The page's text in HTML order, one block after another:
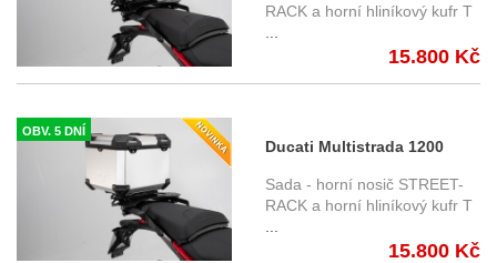
nosiče s kufrem TRAX
Adventure, SW-Motech
RACK a horní hliníkový kufr T
15.800 Kč
OBV. 5 DNÍ
Ducati Multistrada 1200
Enduro (16-) - Sada horního
nosiče s kufrem TRAX
Adventure, SW-Motech
Sada - horní nosič STREET-
RACK a horní hliníkový kufr T
15.800 Kč